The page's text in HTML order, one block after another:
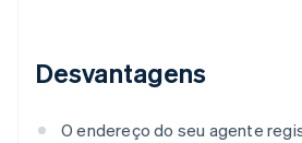
Desvantagens
O endereço do seu agente